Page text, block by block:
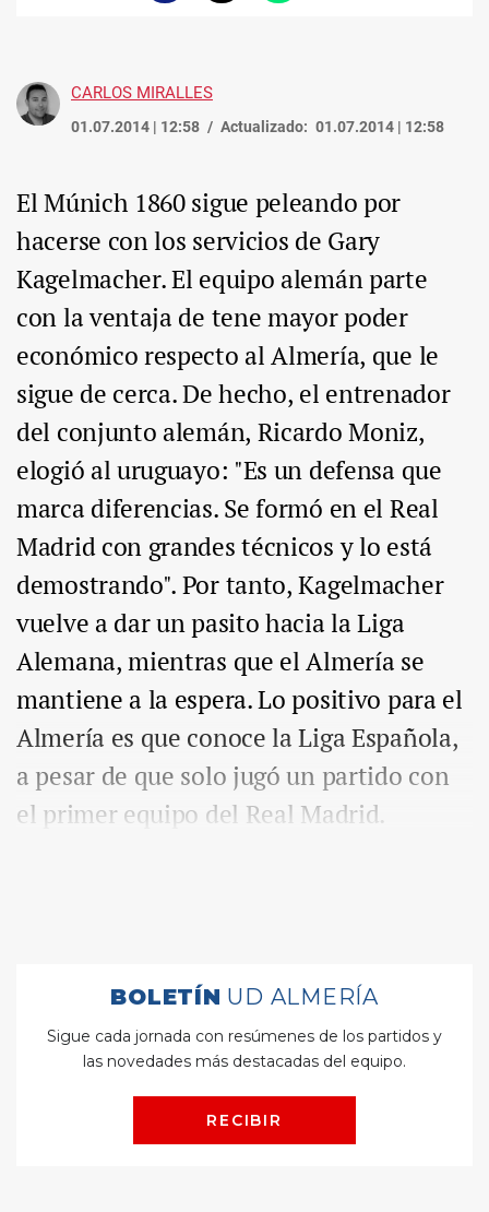
CARLOS MIRALLES
01.07.2014 | 12:58 Actualizado: 01.07.2014 | 12:58
El Múnich 1860 sigue peleando por
hacerse con los servicios de Gary
Kagelmacher. El equipo alemán parte
con la ventaja de tene mayor poder
económico respecto al Almería, que le
sigue de cerca. De hecho, el entrenador
del conjunto alemán, Ricardo Moniz,
elogió al uruguayo: "Es un defensa que
marca diferencias. Se formó en el Real
Madrid con grandes técnicos y lo está
demostrando". Por tanto, Kagelmacher
vuelve a dar un pasito hacia la Liga
Alemana, mientras que el Almería se
mantiene a la espera. Lo positivo para el
Almería es que conoce la Liga Española,
a pesar de que solo jugó un partido con
el primer equipo del Real Madrid.